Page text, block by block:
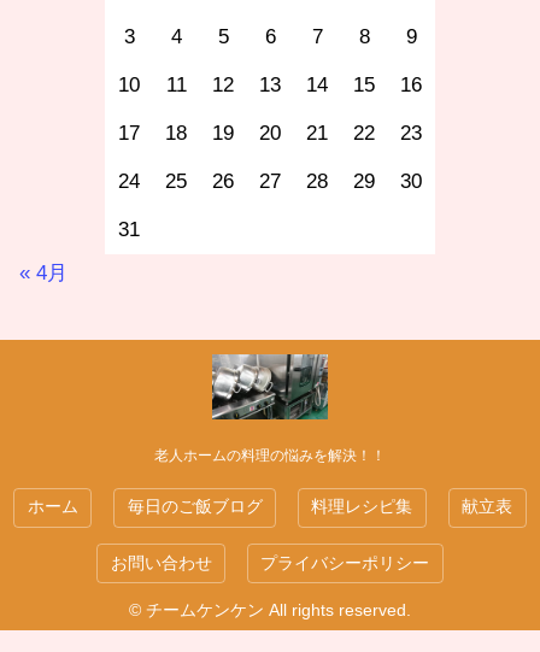
3 4 5 6 7 8 9
10 11 12 13 14 15 16
17 18 19 20 21 22 23
24 25 26 27 28 29 30
31
« 4月
老人ホームの料理の悩みを解決！！
ホーム 毎日のご飯ブログ 料理レシピ集 献立表
お問い合わせ プライバシーポリシー
© チームケンケン All rights reserved.